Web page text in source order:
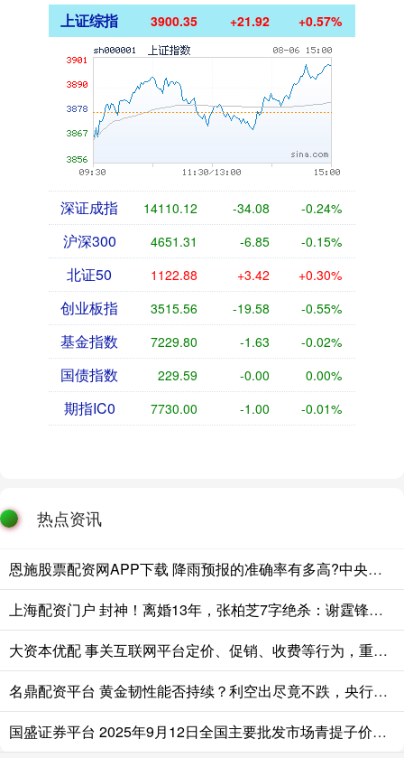
上证综指 3900.35 +21.92 +0.57%
深证成指 14110.12 -34.08 -0.24%
沪深300 4651.31 -6.85 -0.15%
北证50 1122.88 +3.42 +0.30%
创业板指 3515.56 -19.58 -0.55%
基金指数 7229.80 -1.63 -0.02%
国债指数 229.59 -0.00 0.00%
期指IC0 7730.00 -1.00 -0.01%
热点资讯
恩施股票配资网APP下载 降雨预报的准确率有多高?中央气象台回应
上海配资门户 封神！离婚13年，张柏芝7字绝杀：谢霆锋输透，王菲输得最惨
大资本优配 事关互联网平台定价、促销、收费等行为，重要新规印发！
名鼎配资平台 黄金韧性能否持续？利空出尽竟不跌，央行还能撑多久？
国盛证券平台 2025年9月12日全国主要批发市场青提子价格行情